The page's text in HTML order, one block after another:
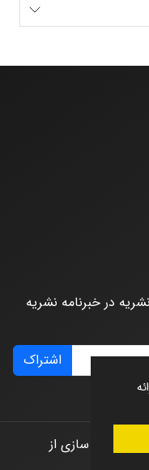
در خبرنامه نشریه
اشتراک
و پیاده سازی از